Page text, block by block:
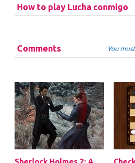
How to play Lucha conmigo
Comments You